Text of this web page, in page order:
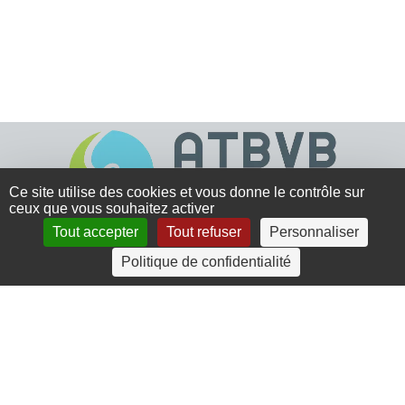
4 rue Crec’h-Ugen
22810 Belle Isle en Terre
Ce site utilise des cookies et vous donne le contrôle sur
ceux que vous souhaitez activer
Tout accepter
Tout refuser
Personnaliser
Politique de confidentialité